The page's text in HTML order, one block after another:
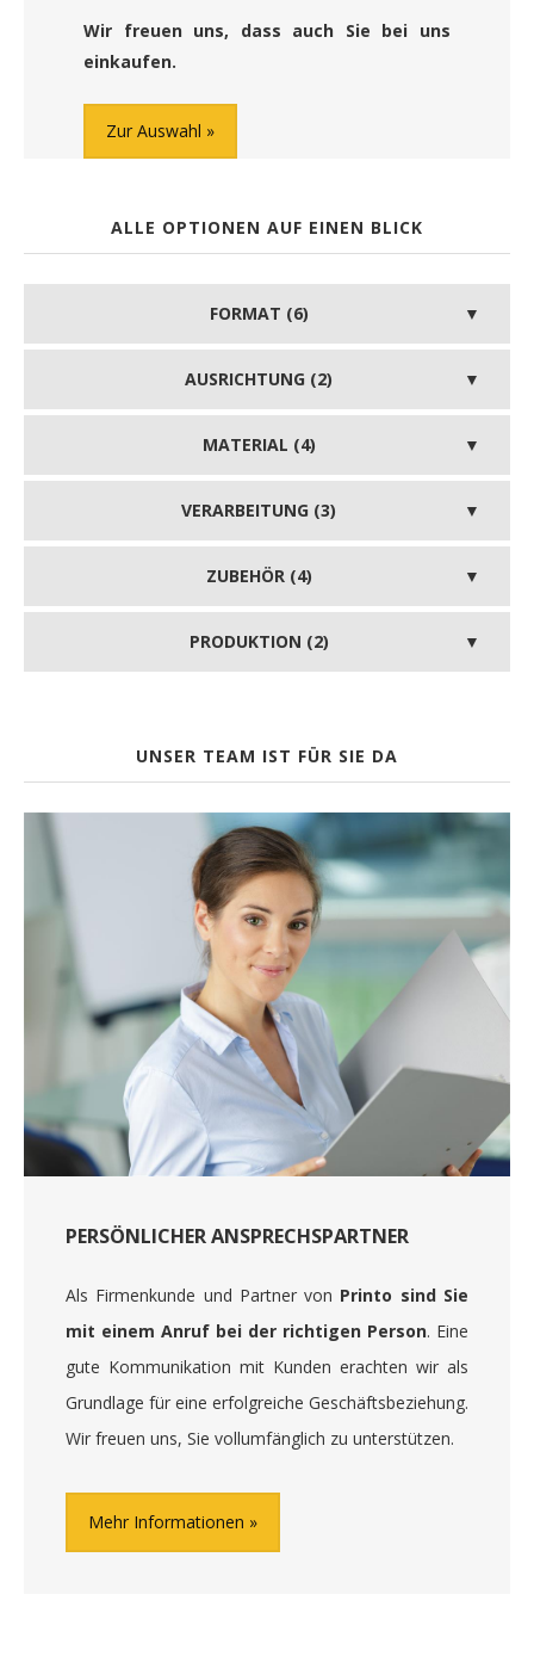
Wir freuen uns, dass auch Sie bei uns
einkaufen.
Zur Auswahl
ALLE OPTIONEN AUF EINEN BLICK
FORMAT (6)
AUSRICHTUNG (2)
MATERIAL (4)
VERARBEITUNG (3)
ZUBEHÖR (4)
PRODUKTION (2)
UNSER TEAM IST FÜR SIE DA
PERSÖNLICHER ANSPRECHSPARTNER
Als Firmenkunde und Partner von Printo sind Sie
mit einem Anruf bei der richtigen Person. Eine
gute Kommunikation mit Kunden erachten wir als
Grundlage für eine erfolgreiche Geschäftsbeziehung.
Wir freuen uns, Sie vollumfänglich zu unterstützen.
Mehr Informationen